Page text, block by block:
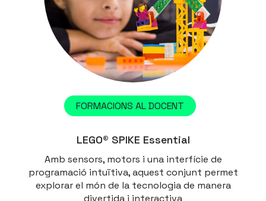
FORMACIONS AL DOCENT
LEGO® SPIKE Essential
Amb sensors, motors i una interfície de
programació intuïtiva, aquest conjunt permet
explorar el món de la tecnologia de manera
divertida i interactiva